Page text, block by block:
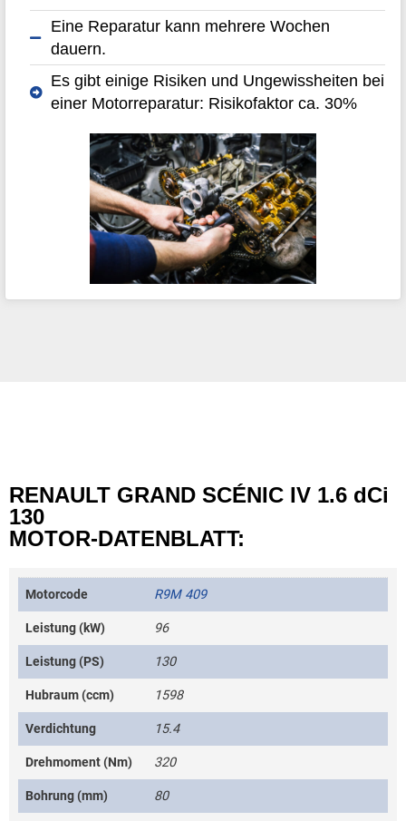
Eine Reparatur kann mehrere Wochen
dauern.
Es gibt einige Risiken und Ungewissheiten bei
einer Motorreparatur: Risikofaktor ca. 30%
RENAULT GRAND SCÉNIC IV 1.6 dCi
130
MOTOR-DATENBLATT:
Motorcode R9M 409
Leistung (kW) 96
Leistung (PS) 130
Hubraum (ccm) 1598
Verdichtung 15.4
Drehmoment (Nm) 320
Bohrung (mm) 80